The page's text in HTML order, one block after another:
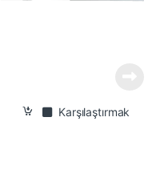
Karşılaştırmak